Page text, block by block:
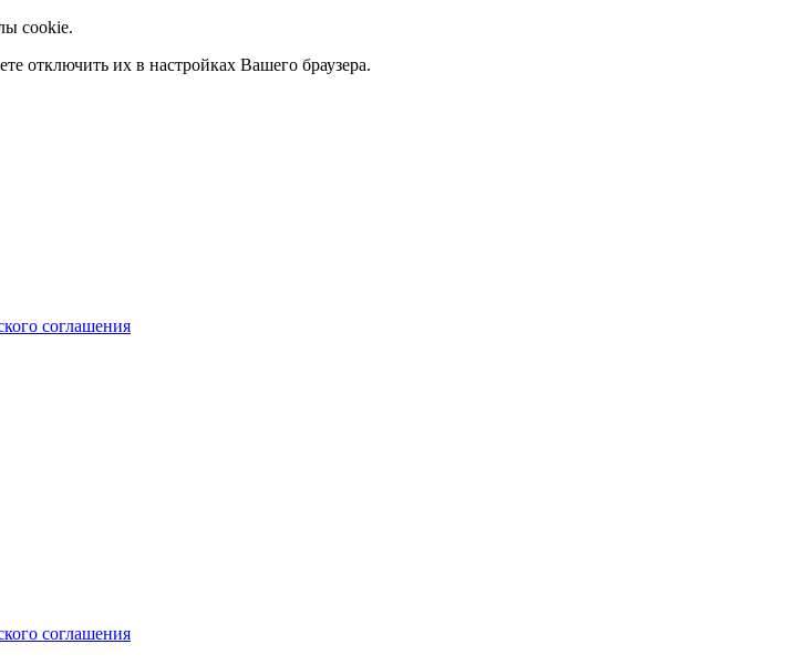
cookie.
отключить их в настройках Вашего браузера.
соглашения
соглашения